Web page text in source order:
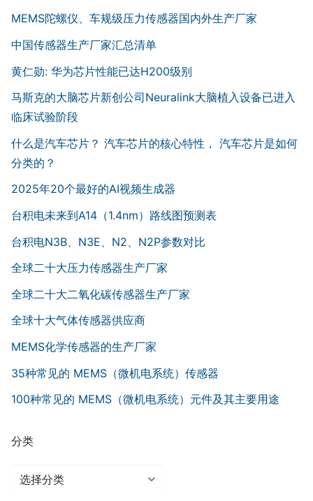
MEMS陀螺仪、车规级压力传感器国内外生产厂家
中国传感器生产厂家汇总清单
黄仁勋: 华为芯片性能已达H200级别
马斯克的大脑芯片新创公司Neuralink大脑植入设备已进入
临床试验阶段
什么是汽车芯片？ 汽车芯片的核心特性， 汽车芯片是如何
分类的？
2025年20个最好的AI视频生成器
台积电未来到A14（1.4nm）路线图预测表
台积电N3B、N3E、N2、N2P参数对比
全球二十大压力传感器生产厂家
全球二十大二氧化碳传感器生产厂家
全球十大气体传感器供应商
MEMS化学传感器的生产厂家
35种常见的 MEMS（微机电系统）传感器
100种常见的 MEMS（微机电系统）元件及其主要用途
分类
分